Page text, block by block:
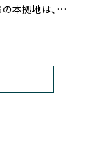
本拠地は、…